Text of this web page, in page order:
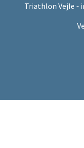
Triathlon Vejle -